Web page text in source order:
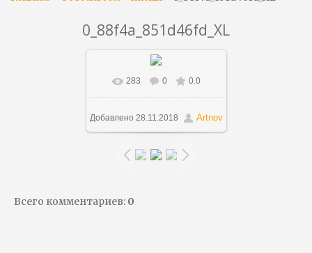
0_88f4a_851d46fd_XL
В реальном размере
800x623/ 305.1Kb
283 0 0.0
Добавлено 28.11.2018 Artnov
Всего комментариев: 0